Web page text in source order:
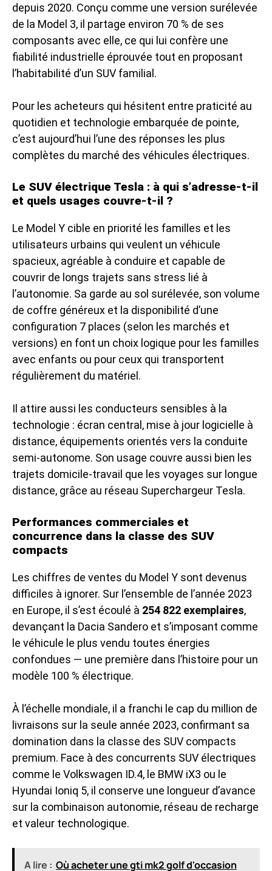
depuis 2020. Conçu comme une version surélevée
de la Model 3, il partage environ 70 % de ses
composants avec elle, ce qui lui confère une
fiabilité industrielle éprouvée tout en proposant
l’habitabilité d’un SUV familial.
Pour les acheteurs qui hésitent entre praticité au
quotidien et technologie embarquée de pointe,
c’est aujourd’hui l’une des réponses les plus
complètes du marché des véhicules électriques.
Le SUV électrique Tesla : à qui s’adresse-t-il
et quels usages couvre-t-il ?
Le Model Y cible en priorité les familles et les
utilisateurs urbains qui veulent un véhicule
spacieux, agréable à conduire et capable de
couvrir de longs trajets sans stress lié à
l’autonomie. Sa garde au sol surélevée, son volume
de coffre généreux et la disponibilité d’une
configuration 7 places (selon les marchés et
versions) en font un choix logique pour les familles
avec enfants ou pour ceux qui transportent
régulièrement du matériel.
Il attire aussi les conducteurs sensibles à la
technologie : écran central, mise à jour logicielle à
distance, équipements orientés vers la conduite
semi-autonome. Son usage couvre aussi bien les
trajets domicile-travail que les voyages sur longue
distance, grâce au réseau Superchargeur Tesla.
Performances commerciales et
concurrence dans la classe des SUV
compacts
Les chiffres de ventes du Model Y sont devenus
difficiles à ignorer. Sur l’ensemble de l’année 2023
en Europe, il s’est écoulé à 254 822 exemplaires,
devançant la Dacia Sandero et s’imposant comme
le véhicule le plus vendu toutes énergies
confondues — une première dans l’histoire pour un
modèle 100 % électrique.
À l’échelle mondiale, il a franchi le cap du million de
livraisons sur la seule année 2023, confirmant sa
domination dans la classe des SUV compacts
premium. Face à des concurrents SUV électriques
comme le Volkswagen ID.4, le BMW iX3 ou le
Hyundai Ioniq 5, il conserve une longueur d’avance
sur la combinaison autonomie, réseau de recharge
et valeur technologique.
A lire : Où acheter une gti mk2 golf d'occasion